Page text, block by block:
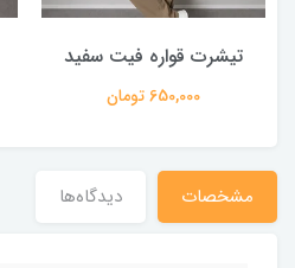
تیشرت قواره فیت سفید
650,000 تومان
مشخصات دیدگاه‌ها